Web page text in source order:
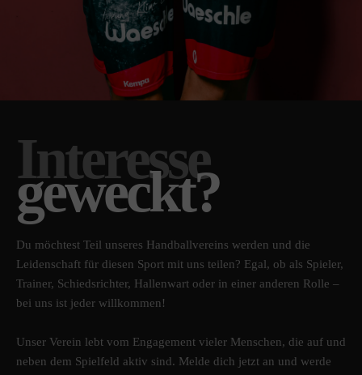
Interesse
geweckt?
Du möchtest Teil unseres Handballvereins werden und die
Leidenschaft für diesen Sport mit uns teilen? Egal, ob als Spieler,
Trainer, Schiedsrichter, Hallenwart oder in einer anderen Rolle –
bei uns ist jeder willkommen!
Unser Verein lebt vom Engagement vieler Menschen, die auf und
neben dem Spielfeld aktiv sind. Melde dich jetzt an und werde